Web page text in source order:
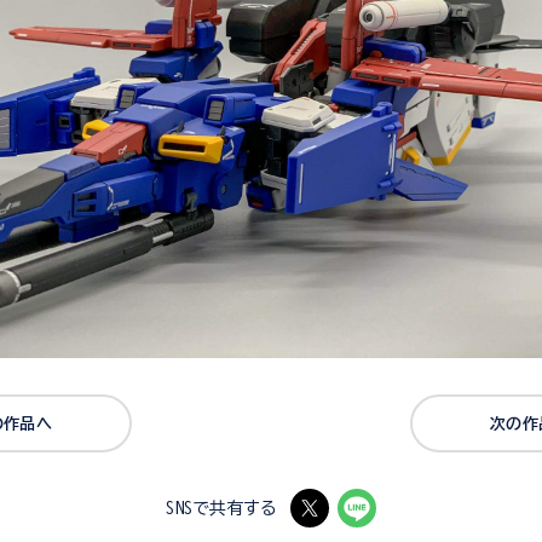
作品へ 次の作
SNSで共有する